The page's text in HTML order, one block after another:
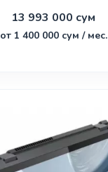
13 993 000 сум
от 1 400 000 сум / мес.